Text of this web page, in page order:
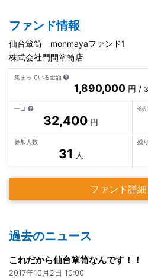
ファンド情報
仙台箪笥 monmayaファンド1
株式会社門間箪笥店
集まっている金額
1,890,000 円 /
一口
32,400 円
会
参加人数
31 人
残
ファンド詳
過去のニュース
これだから仙台箪笥なんです！！
2017年10月2日 10:00